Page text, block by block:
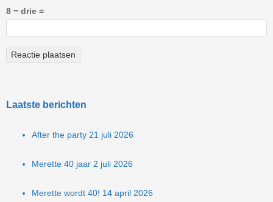
8 − drie =
Laatste berichten
After the party 21 juli 2026
Merette 40 jaar 2 juli 2026
Merette wordt 40! 14 april 2026